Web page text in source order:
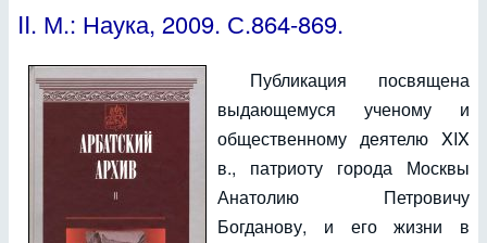
II. М.: Наука, 2009. С.864-869.
Публикация посвящена
выдающемуся ученому и
общественному деятелю XIX
в., патриоту города Москвы
Анатолию Петровичу
Богданову, и его жизни в